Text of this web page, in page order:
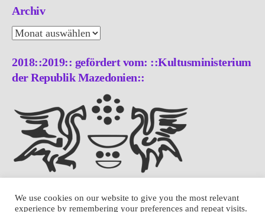
Archiv
Archiv
2018::2019:: gefördert vom: ::Kultusministerium
der Republik Mazedonien::
We use cookies on our website to give you the most relevant
experience by remembering your preferences and repeat visits.